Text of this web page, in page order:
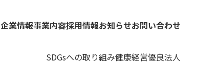
企業情報事業内容採用情報お知らせお問い合わせ
SDGsへの取り組み健康経営優良法人